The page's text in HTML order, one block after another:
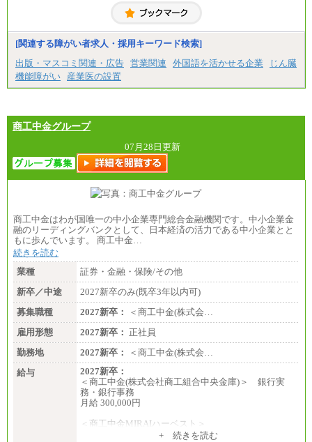
[関連する障がい者求人・採用キーワード検索]
出版・マスコミ関連・広告 営業関連 外国語を活かせる企業
じん臓
機能障がい
産業医の設置
商工中金グループ
07月28日更新
商工中金はわが国唯一の中小企業専門総合金融機関です。中小企業金
融のリーディングバンクとして、日本経済の活力である中小企業とと
もに歩んでいます。 商工中金…
続きを読む
業種
証券・金融・保険/その他
新卒／中途
2027新卒のみ(既卒3年以内可)
募集職種
2027新卒：
＜商工中金(株式会…
雇用形態
2027新卒： 正社員
勤務地
2027新卒：
＜商工中金(株式会…
給与
2027新卒：
＜商工中金(株式会社商工組合中央金庫)＞ 銀行実
務・銀行事務
月給 300,000円
＜商工中金MIRAIハーベスト＞
+ 続きを読む